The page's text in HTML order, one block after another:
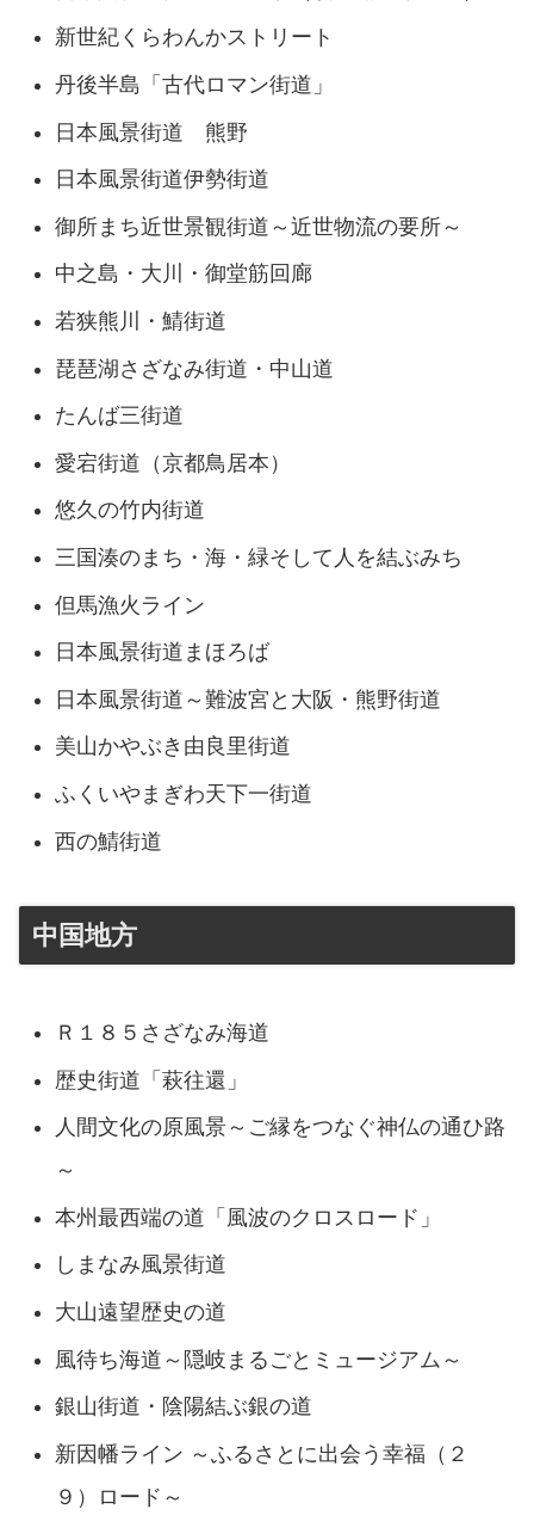
新世紀くらわんかストリート
丹後半島「古代ロマン街道」
日本風景街道 熊野
日本風景街道伊勢街道
御所まち近世景観街道～近世物流の要所～
中之島・大川・御堂筋回廊
若狭熊川・鯖街道
琵琶湖さざなみ街道・中山道
たんば三街道
愛宕街道（京都鳥居本）
悠久の竹内街道
三国湊のまち・海・緑そして人を結ぶみち
但馬漁火ライン
日本風景街道まほろば
日本風景街道～難波宮と大阪・熊野街道
美山かやぶき由良里街道
ふくいやまぎわ天下一街道
西の鯖街道
中国地方
Ｒ１８５さざなみ海道
歴史街道「萩往還」
人間文化の原風景～ご縁をつなぐ神仏の通ひ路
～
本州最西端の道「風波のクロスロード」
しまなみ風景街道
大山遠望歴史の道
風待ち海道～隠岐まるごとミュージアム～
銀山街道・陰陽結ぶ銀の道
新因幡ライン ～ふるさとに出会う幸福（２
９）ロード～